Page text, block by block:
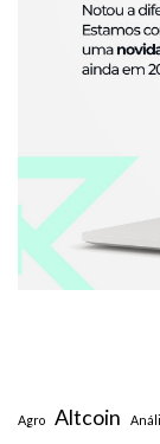
Agro Altcoin